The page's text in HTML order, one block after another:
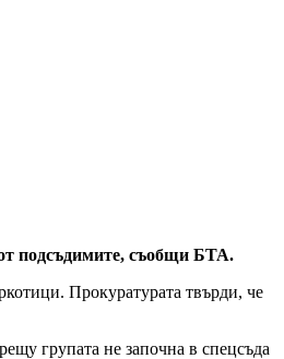
подсъдимите, съобщи БТА.
Прокуратурата твърди, че
групата не започна в спецсъда